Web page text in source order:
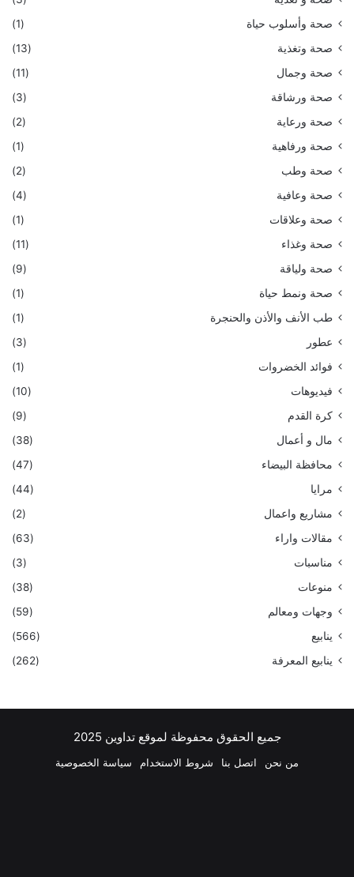
صحة وأسلوب حياة
(1)
صحة وتغذية
(13)
صحة وجمال
(11)
صحة ورشاقة
(3)
صحة ورعاية
(2)
صحة ورفاهية
(1)
صحة وطب
(2)
صحة وعافية
(4)
صحة وعلاقات
(1)
صحة وغذاء
(11)
صحة ولياقة
(9)
صحة ونمط حياة
(1)
طب الأنف والأذن والحنجرة
(1)
عطور
(3)
فوائد الخضروات
(1)
فيديوهات
(10)
كرة القدم
(9)
مال و أعمال
(38)
محافظة البيضاء
(47)
مرايا
(44)
مشاريع واعمال
(2)
مقالات واراء
(63)
مناسبات
(3)
منوعات
(38)
وجهات ومعالم
(59)
ينابيع
(566)
ينابيع المعرفة
(262)
جميع الحقوق محفوظة لموقع تداوين 2025
من نحن اتصل بنا شروط الاستخدام سياسة الخصوصية